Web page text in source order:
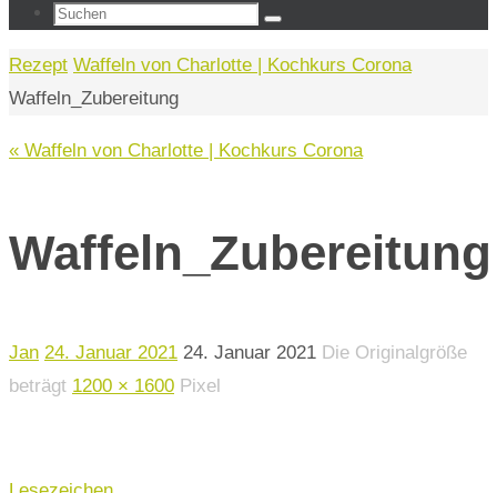
Suchen
Suchen
Start
Rezept Waffeln von Charlotte | Kochkurs Corona
Waffeln_Zubereitung
« Waffeln von Charlotte | Kochkurs Corona
Waffeln_Zubereitung
Jan 24. Januar 2021 24. Januar 2021 Die Originalgröße
beträgt 1200 × 1600 Pixel